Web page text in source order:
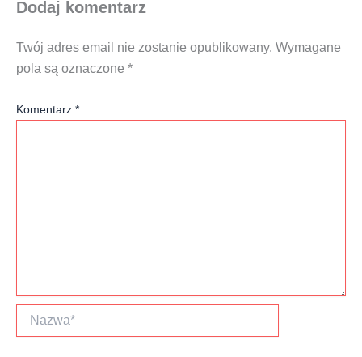
Dodaj komentarz
Twój adres email nie zostanie opublikowany. Wymagane
pola są oznaczone *
Komentarz *